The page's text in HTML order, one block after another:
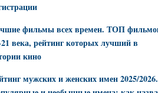
фильмы всех времен. ТОП
века, рейтинг которых лучший в
кино
мужских и женских имен 2025/2026.